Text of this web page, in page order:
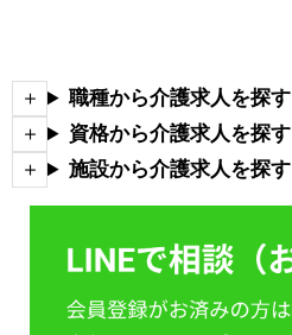
職種から介護求人を探す
資格から介護求人を探す
施設から介護求人を探す